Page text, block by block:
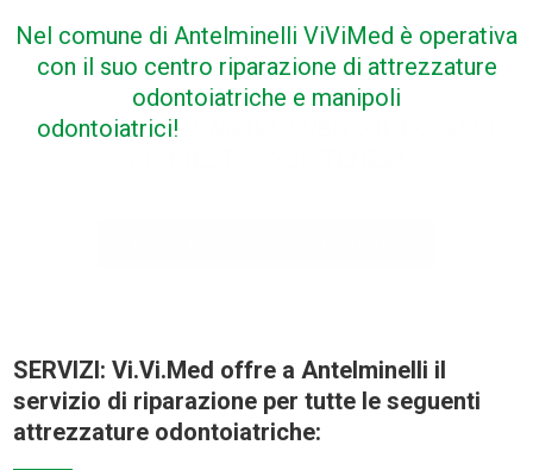
Nel comune di Antelminelli ViViMed è operativa
con il suo centro riparazione di attrezzature
odontoiatriche e manipoli
odontoiatrici!
SERVIZI: Vi.Vi.Med offre a Antelminelli il
servizio di riparazione per tutte le seguenti
attrezzature odontoiatriche: